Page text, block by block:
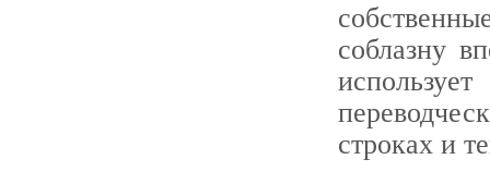
соблазну
строках и